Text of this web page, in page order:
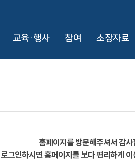
교육·행사 참여 소장자료
홈페이지를 방문해주셔서 감
로그인하시면 홈페이지를 보다 편리하게